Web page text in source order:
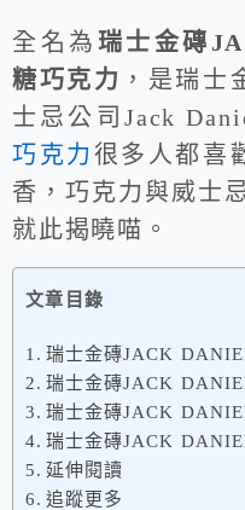
全名為 瑞士金磚
糖巧克力 ，是瑞士
士忌公司Jack
巧克力很多人都喜
香，巧克力與威士
就此揭曉喵。
文章目錄
瑞士金磚JACK
瑞士金磚JACK
瑞士金磚JACK
瑞士金磚JACK
延伸閱讀
追蹤更多